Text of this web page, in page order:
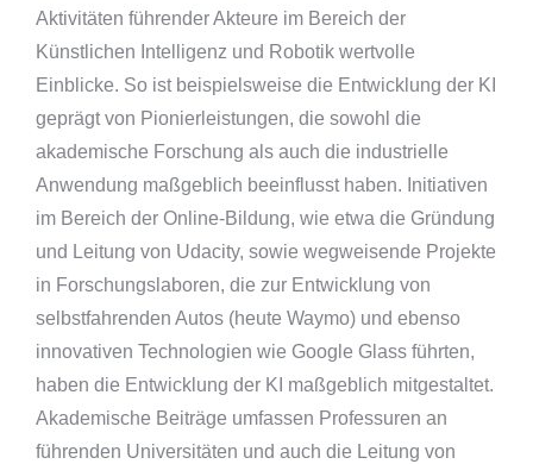
Aktivitäten führender Akteure im Bereich der
Künstlichen Intelligenz und Robotik wertvolle
Einblicke. So ist beispielsweise die Entwicklung der KI
geprägt von Pionierleistungen, die sowohl die
akademische Forschung als auch die industrielle
Anwendung maßgeblich beeinflusst haben. Initiativen
im Bereich der Online-Bildung, wie etwa die Gründung
und Leitung von Udacity, sowie wegweisende Projekte
in Forschungslaboren, die zur Entwicklung von
selbstfahrenden Autos (heute Waymo) und ebenso
innovativen Technologien wie Google Glass führten,
haben die Entwicklung der KI maßgeblich mitgestaltet.
Akademische Beiträge umfassen Professuren an
führenden Universitäten und auch die Leitung von